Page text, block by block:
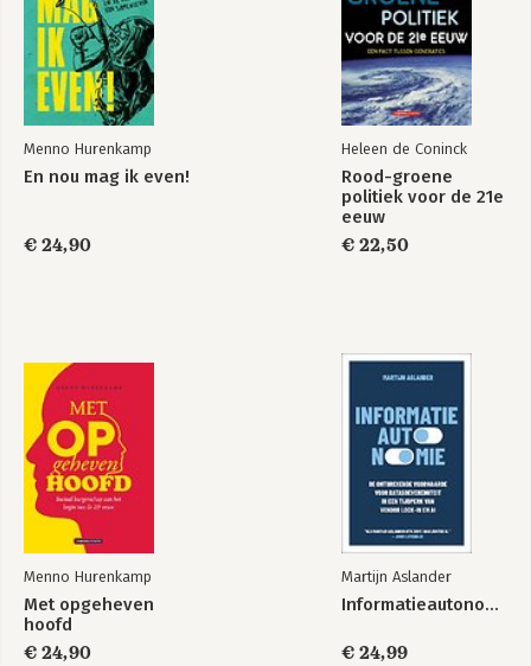
Bekijk alle boeken
Thuis
Menno Hurenkamp
En nou mag ik even!
€ 24,90
Heleen de Coninck
Rood-groene
politiek voor de 21e
eeuw
€ 22,50
Menno Hurenkamp
Met opgeheven
hoofd
€ 24,90
Martijn Aslander
Informatieautonomie
€ 24,99